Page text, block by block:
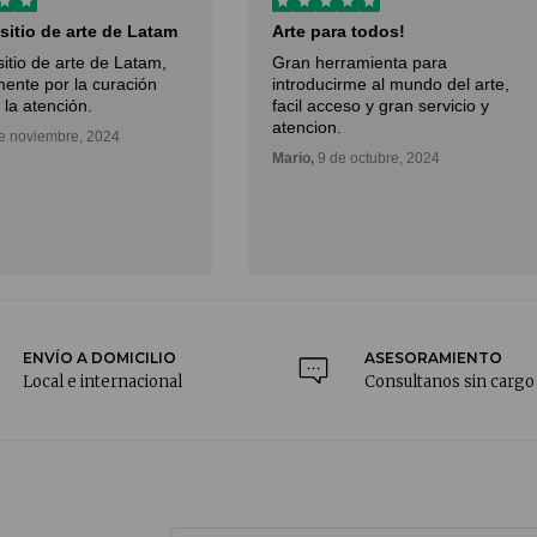
de arte de Latam
de arte de Latam,
por la curación
atención.
noviembre, 2024
Arte para todos!
Gran herramienta para
introducirme al mundo del arte,
facil acceso y gran servicio y
atencion.
Mario, 9 de octubre, 2024
ENVÍO A DOMICILIO
Local e internacional
ASESORAMIENTO
Consultanos sin cargo